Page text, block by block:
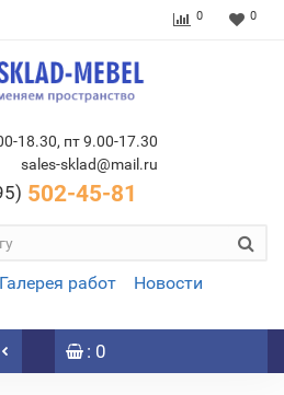
0 0
18.30, пт 9.00-17.30
sales-sklad@mail.ru
502-45-81
Галерея работ
Новости
: 0